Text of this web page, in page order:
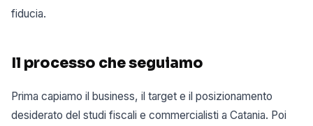
fiducia.
Il processo che seguiamo
Prima capiamo il business, il target e il posizionamento
desiderato del studi fiscali e commercialisti a Catania. Poi